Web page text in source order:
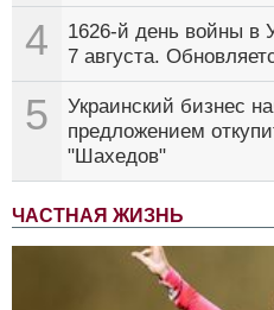
4
1626-й день войны в
7 августа.
5
Украинский бизнес
предложением
"Шахедов"
ЧАСТНАЯ ЖИЗНЬ